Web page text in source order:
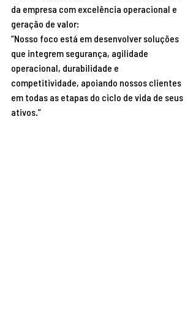
da empresa com excelência operacional e
geração de valor:
“Nosso foco está em desenvolver soluções
que integrem segurança, agilidade
operacional, durabilidade e
competitividade, apoiando nossos clientes
em todas as etapas do ciclo de vida de seus
ativos.”